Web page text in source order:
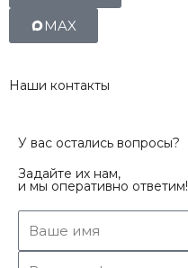
MAX
Наши контакты
У вас остались вопросы?
Задайте их нам,
и мы оперативно ответим!